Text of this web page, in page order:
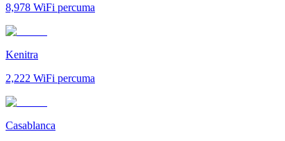
8,978 WiFi percuma
Kenitra
2,222 WiFi percuma
Casablanca